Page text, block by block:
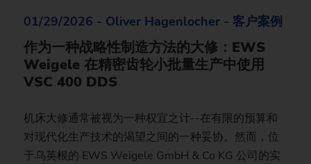
01/29/2026 - Oliver Hagenlocher - 客户案例
作为一种战略性制造方法的大修：EWS
Weigele 在精密齿轮小批量生产中使用
VSC 400 DDS
机床大修通常被视为一种权宜之计--在有限的预算和
对现代化生产技术的渴望之间的一种妥协。然而，位
于乌英根的 EWS Weigele GmbH & Co KG 公司的实